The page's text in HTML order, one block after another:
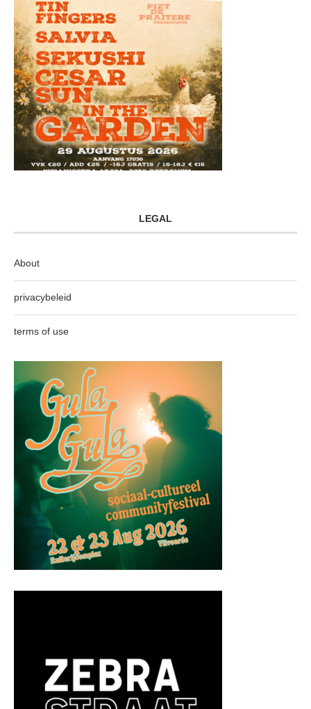
LEGAL
About
privacybeleid
terms of use